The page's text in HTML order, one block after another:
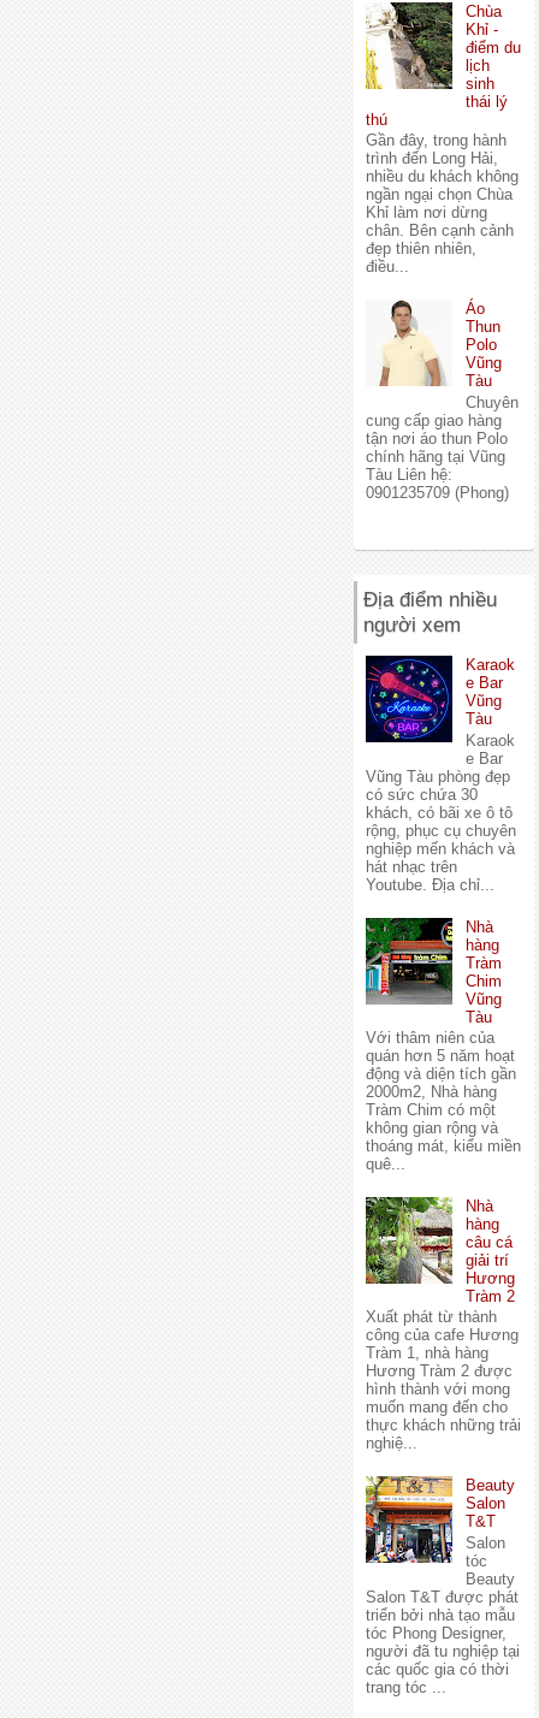
Chùa
Khỉ -
điểm du
lịch
sinh
thái lý
thú
Gần đây, trong hành
trình đến Long Hải,
nhiều du khách không
ngần ngại chọn Chùa
Khỉ làm nơi dừng
chân. Bên cạnh cảnh
đẹp thiên nhiên,
điều...
Áo
Thun
Polo
Vũng
Tàu
Chuyên
cung cấp giao hàng
tận nơi áo thun Polo
chính hãng tại Vũng
Tàu Liên hệ:
0901235709 (Phong)
Địa điểm nhiều
người xem
Karaok
e Bar
Vũng
Tàu
Karaok
e Bar
Vũng Tàu phòng đẹp
có sức chứa 30
khách, có bãi xe ô tô
rộng, phục cụ chuyên
nghiệp mến khách và
hát nhạc trên
Youtube. Địa chỉ...
Nhà
hàng
Tràm
Chim
Vũng
Tàu
Với thâm niên của
quán hơn 5 năm hoạt
động và diện tích gần
2000m2, Nhà hàng
Tràm Chim có một
không gian rộng và
thoáng mát, kiểu miền
quê...
Nhà
hàng
câu cá
giải trí
Hương
Tràm 2
Xuất phát từ thành
công của cafe Hương
Tràm 1, nhà hàng
Hương Tràm 2 được
hình thành với mong
muốn mang đến cho
thực khách những trải
nghiệ...
Beauty
Salon
T&T
Salon
tóc
Beauty
Salon T&T được phát
triển bởi nhà tạo mẫu
tóc Phong Designer,
người đã tu nghiệp tại
các quốc gia có thời
trang tóc ...